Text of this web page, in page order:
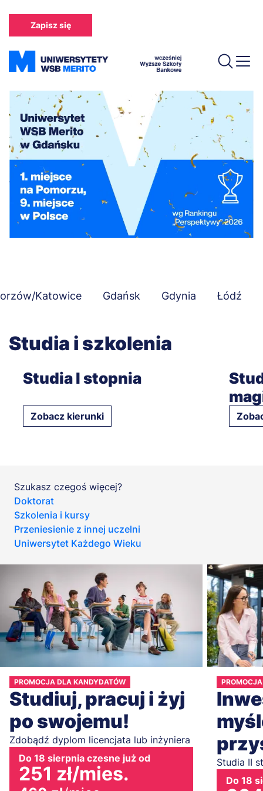
treści
Zapisz się
Katowice Gdańsk Gdynia Łódź
Studia i szkolenia
Studia I stopnia
Zobacz kierunki
Szukasz czegoś więcej?
Doktorat
Szkolenia i kursy
Przeniesienie z innej uczelni
Uniwersytet Każdego Wieku
PROMOCJA DLA KANDYDATÓW
Studiuj, pracuj i żyj
po swojemu!
Zdobądź dyplom licencjata lub inżyniera
Do 18 sierpnia czesne już od
251 zł/mies.
Studia II
Do 18